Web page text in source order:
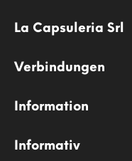
La Capsuleria Srl
Verbindungen
Information
Informativ